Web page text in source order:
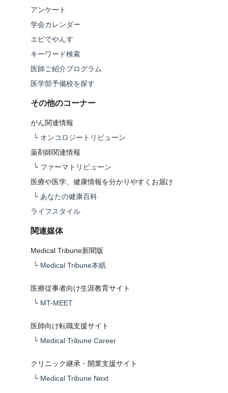
アンケート
学会カレンダー
エビでやんす
キーワード検索
医師ご紹介プログラム
医学部予備校を探す
その他のコーナー
がん関連情報
└ オンコロジートリビューン
薬剤師関連情報
└ ファーマトリビューン
医療や医学、健康情報を分かりやすくお届け
└ あなたの健康百科
ライフスタイル
関連媒体
Medical Tribune新聞版
└ Medical Tribune本紙
医療従事者向け生涯教育サイト
└ MT-MEET
医師向け転職支援サイト
└ Medical Tribune Career
クリニック継承・開業支援サイト
└ Medical Tribune Next